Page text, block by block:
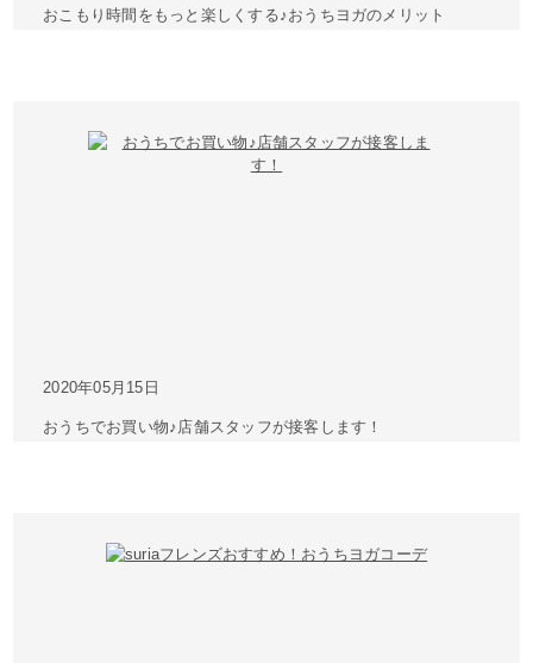
おこもり時間をもっと楽しくする♪おうちヨガのメリット
2020年05月15日
おうちでお買い物♪店舗スタッフが接客します！